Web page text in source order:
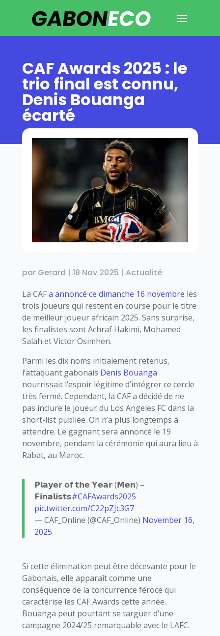
CAF Awards 2025 : le
trio final est connu,
Denis Bouanga
écarté
par Gerard | 18 Nov 2025 | Actualité
La CAFa annoncé ce dimanche 16 novembre les
trois joueurs qui restent en course pour le titre
de meilleur joueur africain 2025. Sans surprise,
les finalistes sont Achraf Hakimi, Mohamed
Salah et Victor Osimhen.
Parmi les dix noms initialement retenus,
l’attaquant gabonais Denis Bouanga
nourrissait l’espoir légitime d’intégrer ce cercle
très fermé. Cependant, la CAF a décidé de ne
pas inclure le joueur du Los Angeles FC dans la
short-list publiée. On n’a plus longtemps à
attendre. Le gagnant sera annoncé le 19
novembre, pendant la cérémonie qui aura lieu à
Rabat, au Maroc.
𝗣𝗹𝗮𝘆𝗲𝗿 𝗼𝗳 𝘁𝗵𝗲 𝗬𝗲𝗮𝗿 (𝗠𝗲𝗻) –
𝗙𝗶𝗻𝗮𝗹𝗶𝘀𝘁𝘀#CAFAwards2025
pic.twitter.com/C22pZJc3G7
— CAF_Online (@CAF_Online) November 16,
2025
Si cette élimination peut être décevante pour le
Gabonais, elle apparaît comme une
conséquence de la concurrence féroce qui
caractérise les CAF Awards cette année.
Bouanga peut pourtant se targuer d’une
campagne 2024/25 remarquable avec le LAFC.